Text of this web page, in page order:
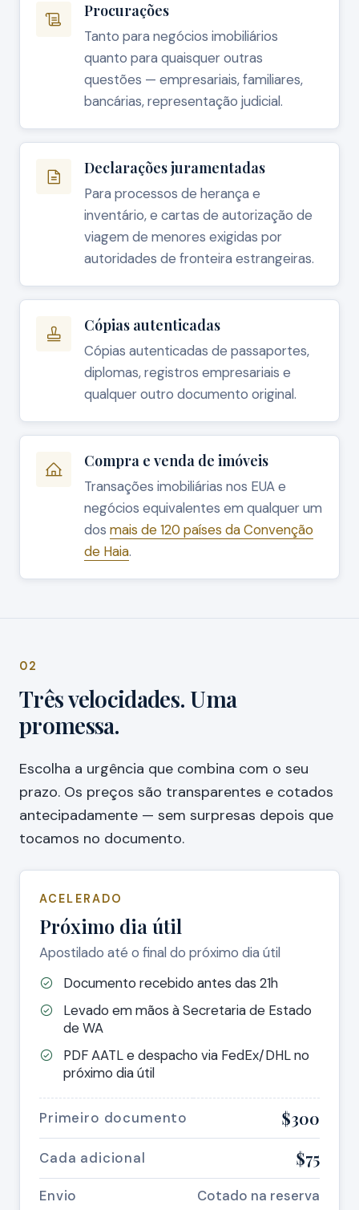
Procurações
Tanto para negócios imobiliários
quanto para quaisquer outras
questões — empresariais, familiares,
bancárias, representação judicial.
Declarações juramentadas
Para processos de herança e
inventário, e cartas de autorização de
viagem de menores exigidas por
autoridades de fronteira estrangeiras.
Cópias autenticadas
Cópias autenticadas de passaportes,
diplomas, registros empresariais e
qualquer outro documento original.
Compra e venda de imóveis
Transações imobiliárias nos EUA e
negócios equivalentes em qualquer um
dos mais de 120 países da Convenção
de Haia.
02
Três velocidades. Uma
promessa.
Escolha a urgência que combina com o seu
prazo. Os preços são transparentes e cotados
antecipadamente — sem surpresas depois que
tocamos no documento.
ACELERADO
Próximo dia útil
Apostilado até o final do próximo dia útil
Documento recebido antes das 21h
Levado em mãos à Secretaria de Estado
de WA
PDF AATL e despacho via FedEx/DHL no
próximo dia útil
Primeiro documento $300
Cada adicional $75
Envio Cotado na reserva